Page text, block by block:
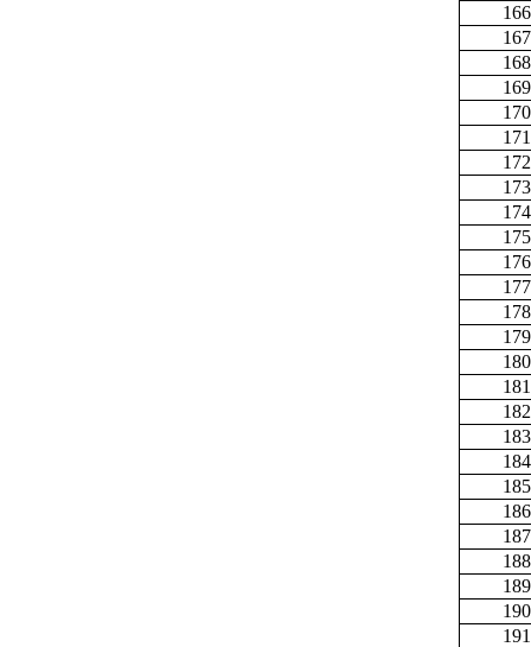
166
167
168
169
170
171
172
173
174
175
176
177
178
179
180
181
182
183
184
185
186
187
188
189
190
191